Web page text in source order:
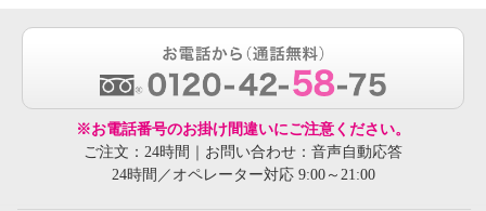
※お電話番号のお掛け間違いにご注意ください。
ご注文：24時間｜お問い合わせ：音声自動応答
24時間／オペレーター対応 9:00～21:00